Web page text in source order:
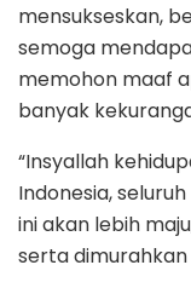
mensukseskan,
semoga
memohon maaf
banyak
“Insyallah
Indonesia,
ini akan lebih
serta dimurahkan